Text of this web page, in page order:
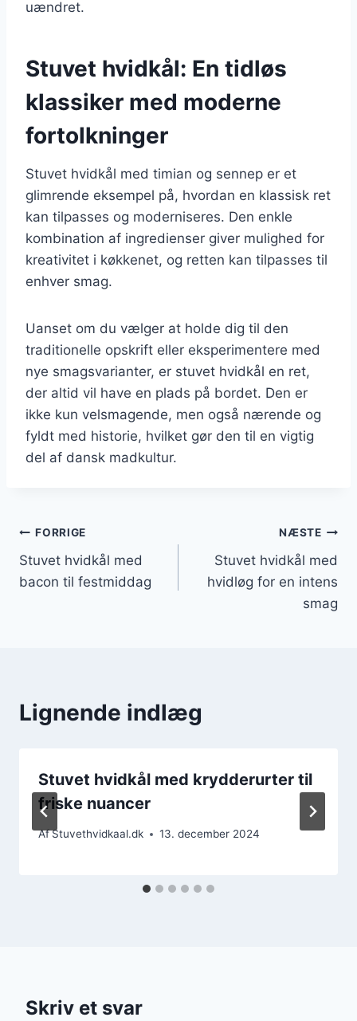
uændret.
Stuvet hvidkål: En tidløs
klassiker med moderne
fortolkninger
Stuvet hvidkål med timian og sennep er et
glimrende eksempel på, hvordan en klassisk ret
kan tilpasses og moderniseres. Den enkle
kombination af ingredienser giver mulighed for
kreativitet i køkkenet, og retten kan tilpasses til
enhver smag.
Uanset om du vælger at holde dig til den
traditionelle opskrift eller eksperimentere med
nye smagsvarianter, er stuvet hvidkål en ret,
der altid vil have en plads på bordet. Den er
ikke kun velsmagende, men også nærende og
fyldt med historie, hvilket gør den til en vigtig
del af dansk madkultur.
Indlægsnavigation
FORRIGE
Stuvet hvidkål med
bacon til festmiddag
NÆSTE
Stuvet hvidkål med
hvidløg for en intens
smag
Lignende indlæg
Stuvet hvidkål med krydderurter til
friske nuancer
AfStuvethvidkaal.dk 13. december 2024
Skriv et svar